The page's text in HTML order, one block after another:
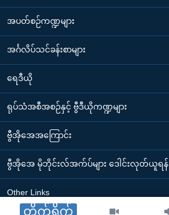
တိုက်ရိုက်
အပတ်စဉ်ကဏ္ဍများ
အင်္ဂလိပ်သင်ခန်းစာများ
ရေဒီယို
ရုပ်သံအစီအစဉ်နှင့် ဗွီဒီယိုကဏ္ဍများ
ဗွီအိုအေအကြောင်း
ဗွီအိုအေ မိုဘိုင်းလ်အက်ပ်များ ဒေါင်းလုတ်ယူရန်
Other Links